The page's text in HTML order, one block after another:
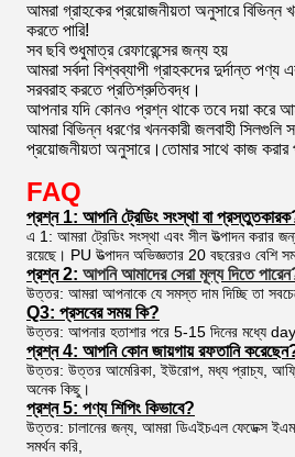
আমরা গ্রাহকের প্রয়োজনীয়তা অনুসারে বিভিন্ন
করতে পারি!
সব ছবি শুধুমাত্র রেফারেন্সের জন্য হয়
আমরা সর্বদা বিশ্বব্যাপী গ্রাহকদের দুর্দান্ত
সরবরাহ করতে প্রতিশ্রুতিবদ্ধ।
আপনার যদি কোনও প্রশ্ন থাকে তবে দয়া করে
আমরা বিভিন্ন ধরণের খননকারী জলবাহী সিলগুলি
প্রয়োজনীয়তা অনুসারে।তোমার সাথে কাজ করার
FAQ
প্রশ্ন 1: আপনি ট্রেডিং সংস্থা বা
এ 1: আমরা ট্রেডিং সংস্থা এবং সীল উত্পাদন করার
রয়েছে। PU উত্পাদন অভিজ্ঞতার 20 বছরেরও বেশি
প্রশ্ন 2: আপনি আমাদের সেরা মূল্য দিতে
উত্তর: আমরা আপনাকে যে সমস্ত দাম দিচ্ছি তা
Q3: প্রসবের সময় কি?
উত্তর: আপনার হতাশার পরে 5-15 দিনের মধ্যে
প্রশ্ন 4: আপনি কোন জায়গায় রফতানি
উত্তর: উত্তর আমেরিকা, ইউরোপ, মধ্য প্রাচ্য,
অনেক কিছু।
প্রশ্ন 5: পণ্য শিপিং কিভাবে?
উত্তর: চালানের জন্য, আমরা ডিএইচএল ফেডেক্স
সমর্থন করি,